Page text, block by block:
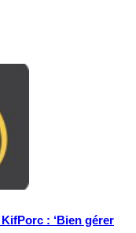
: ‘Bien gérer